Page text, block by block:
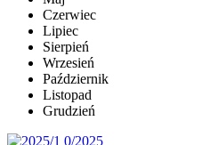
Czerwiec
Lipiec
Sierpień
Wrzesień
Październik
Listopad
Grudzień